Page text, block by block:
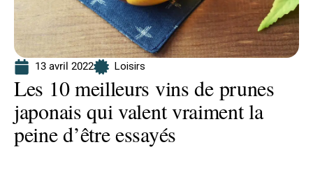
13 avril 2022 Loisirs
Les 10 meilleurs vins de prunes
japonais qui valent vraiment la
peine d’être essayés